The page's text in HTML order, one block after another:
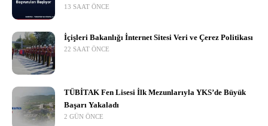
13 SAAT ÖNCE
İçişleri Bakanlığı İnternet Sitesi Veri ve Çerez Politikası
22 SAAT ÖNCE
TÜBİTAK Fen Lisesi İlk Mezunlarıyla YKS’de Büyük
Başarı Yakaladı
2 GÜN ÖNCE